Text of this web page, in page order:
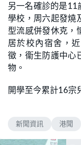
另一名確診的是11
學校，周六起發燒
型流感併發休克，
居於校內宿舍，
徵，衞生防護中心
物。
開學至今累計16宗
新聞資訊 港聞